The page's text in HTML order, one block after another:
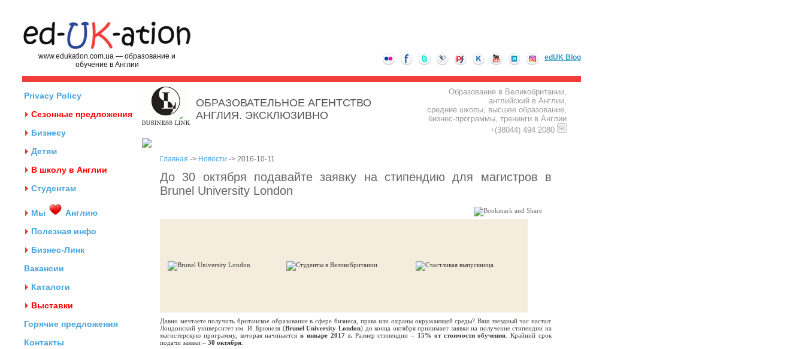
www.edukation.com.ua — образование и
обучение в Англии
edUK Blog
Privacy Policy
Сезонные предложения
Бизнесу
Детям
В школу в Англии
Студентам
Мы
Англию
Полезная инфо
Бизнес-Линк
Вакансии
Каталоги
Выставки
Горячие предложения
Контакты
ОБРАЗОВАТЕЛЬНОЕ АГЕНТСТВО
АНГЛИЯ. ЭКСКЛЮЗИВНО
Образование в Великобритании,
английский в Англии,
средние школы, высшее образование,
бизнес-программы, тренинги в Англии
+(38044) 494 2080
Главная -> Новости -> 2016-10-11
До 30 октября подавайте заявку на стипендию для магистров в
Brunel University London
Давно мечтаете получить британское образование в сфере бизнеса, права или охраны окружающей среды? Ваш звездный час настал:
Лондонский университет им. И. Брюнеля (Brunel University London) до конца октября принимает заявки на получение стипендии на
магистерскую программу, которая начинаетсяв январе 2017 г.Размер стипендии – 15% от стоимости обучения . Крайний срок
подачи заявки – 30 октября